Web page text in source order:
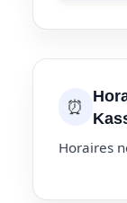
⏰
Horaires